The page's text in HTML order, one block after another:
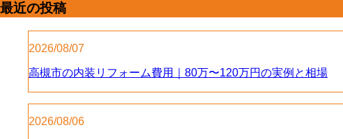
最近の投稿
2026/08/07
高槻市の内装リフォーム費用｜80万〜120万円の実例と相場
2026/08/06